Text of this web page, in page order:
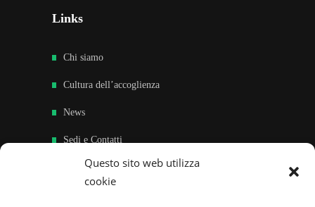
Questo sito web utilizza
cookie
Links
Chi siamo
Cultura dell’accoglienza
News
Sedi e Contatti
Sostieni